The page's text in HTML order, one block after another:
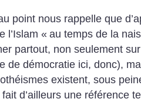
point nous rappelle que
l’Islam « au temps de la
partout, non seulement
de démocratie ici, donc),
existent, sous
d’ailleurs une référence